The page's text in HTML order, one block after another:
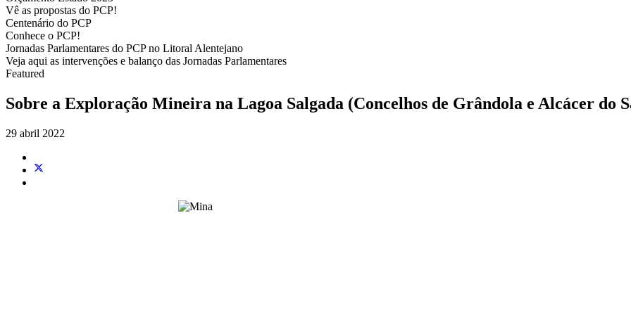
Vê as propostas do PCP!
Centenário do PCP
Conhece o PCP!
Jornadas Parlamentares do PCP no Litoral Alentejano
Veja aqui as intervenções e balanço das Jornadas Parlamentares
Featured
Sobre a Exploração Mineira na Lagoa Salgada (Concelhos de Grândola e Alcácer do
29 abril 2022